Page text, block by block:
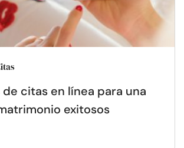
citas en línea para una
exitosos